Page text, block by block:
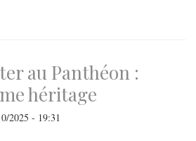
au Panthéon :
héritage
2025 - 19:31